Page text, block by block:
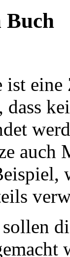
Buch
ist
dass
auch